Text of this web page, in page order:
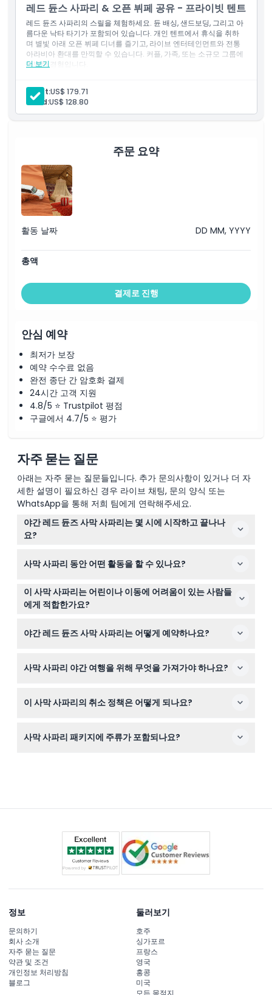
포함되지 않는 사항
알아야 할 사항
취소 정책
레드 듄스 사파리 & 오픈 뷔페 공유 - 프라이빗 텐트
레드 듄즈 사파리의 스릴을 체험하세요. 듄 배싱, 샌드보딩, 그리고 아
름다운 낙타 타기가 포함되어 있습니다. 개인 텐트에서 휴식을 취하
며 별빛 아래 오픈 뷔페 디너를 즐기고, 라이브 엔터테인먼트와 전통
아라비아 환대를 만끽할 수 있습니다. 커플, 가족, 또는 소규모 그룹에
완벽한 경험입니다.
더 보기
두바이 선택된 장소에서 픽업 및 하차
에어컨이 완비된 4륜구동 차량으로 이동
이동 중 차량 내 시원한 미네랄 워터 제공
알 카이마 사막 캠프 (공유 캠프)
게이맛(과자), 가와(커피) 및 대추야자
짧은 낙타 타기 및 일몰 사진 촬영
여성을 위한 헤나 페인팅 및 매 사진 촬영
쉬샤 파이프 (후불 버블 향)
아라비안 메이크오버 (남성용 칸두라 & 여성용 아바야)
타누라 및 ‘여성 칼리지 춤’
채식 및 비채식 바비큐 디너
별 관찰
아침 낙타 트래킹 (10~15분)
아침 아랍식 조식 (오전 7시 30분 - 오전 8시)
Adult:US$ 179.71
Child:US$ 128.80
주문 요약
활동 날짜 DD MM, YYYY
총액
결제로 진행
안심 예약
최저가 보장
예약 수수료 없음
완전 종단 간 암호화 결제
24시간 고객 지원
4.8/5 ⭐ Trustpilot 평점
구글에서 4.7/5 ⭐ 평가
자주 묻는 질문
아래는 자주 묻는 질문들입니다. 추가 문의사항이 있거나 더 자
세한 설명이 필요하신 경우 라이브 채팅, 문의 양식 또는
WhatsApp을 통해 저희 팀에게 연락해주세요.
야간 레드 듄즈 사막 사파리는 몇 시에 시작하고 끝나나
요?
로 시작하며, 다음 날 아침 약 8시 30분경 아침 식사 후에
사막 사파리 동안 어떤 활동을 할 수 있나요?
듄 배싱, 샌드보딩, 낙타 타기, 여성용 헤나 페인팅, 전통 아
라비아 복장 체험, 매 촬영, 시샤, 라이브 공연, 바비큐 뷔페
저녁 식사를 즐기실 수 있습니다.
이 사막 사파리는 어린이나 이동에 어려움이 있는 사람들
에게 적합한가요?
은 일부 활동은 아주 어린 아이들이나 특정 건강 문제가 있
야간 레드 듄즈 사막 사파리는 어떻게 예약하나요?
확인하여 쉽게 온라인으로 예약할 수 있습니다.
사막 사파리 야간 여행을 위해 무엇을 가져가야 하나요?
를 지참하세요. 타월은 제공되지 않으니 필요하면 개인적으
이 사막 사파리의 취소 정책은 어떻게 되나요?
부과될 수 있습니다. 24시간 이내 취소 또는 노쇼의 경우
사막 사파리 패키지에 주류가 포함되나요?
정보
문의하기
회사 소개
자주 묻는 질문
약관 및 조건
개인정보 처리방침
블로그
둘러보기
호주
싱가포르
프랑스
영국
홍콩
미국
모든 목적지